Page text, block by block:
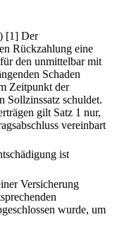
[1] Der
Rückzahlung eine
den unmittelbar mit
Schaden
Zeitpunkt der
Sollzinssatz schuldet.
gilt Satz 1 nur,
vereinbart
ist
Versicherung
wurde, um